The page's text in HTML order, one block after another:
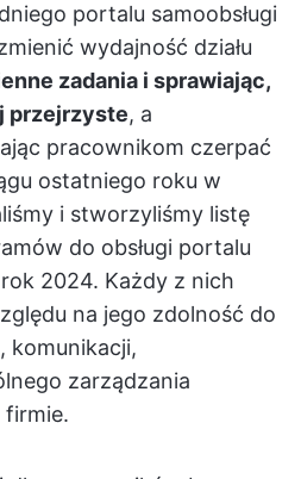
portalu samoobsługi
wydajność działu
zadania i sprawiając,
przejrzyste, a
pracownikom czerpać
ostatniego roku w
i stworzyliśmy listę
do obsługi portalu
2024. Każdy z nich
na jego zdolność do
komunikacji,
zarządzania
firmie.